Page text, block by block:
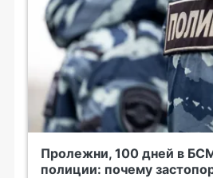
Пролежни, 100 дней в
полиции: почему